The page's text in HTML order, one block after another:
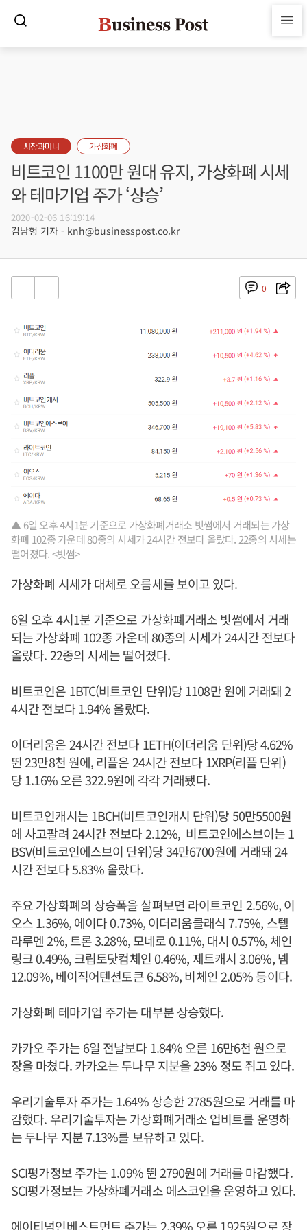
시장과머니 가상화폐
비트코인 1100만 원대 유지, 가상화폐 시세
와 테마기업 주가 ‘상승’
2020-02-06 16:19:14
김남형 기자 - knh@businesspost.co.kr
0
▲ 6일 오후 4시1분 기준으로 가상화폐거래소 빗썸에서 거래되는 가상
화폐 102종 가운데 80종의 시세가 24시간 전보다 올랐다. 22종의 시세는
떨어졌다. <빗썸>
가상화폐 시세가 대체로 오름세를 보이고 있다.
6일 오후 4시1분 기준으로 가상화폐거래소 빗썸에서 거래
되는 가상화폐 102종 가운데 80종의 시세가 24시간 전보다
올랐다. 22종의 시세는 떨어졌다.
비트코인은 1BTC(비트코인 단위)당 1108만 원에 거래돼 2
4시간 전보다 1.94% 올랐다.
이더리움은 24시간 전보다 1ETH(이더리움 단위)당 4.62%
뛴 23만8천 원에, 리플은 24시간 전보다 1XRP(리플 단위)
당 1.16% 오른 322.9원에 각각 거래됐다.
비트코인캐시는 1BCH(비트코인캐시 단위)당 50만5500원
에 사고팔려 24시간 전보다 2.12%, 비트코인에스브이는 1
BSV(비트코인에스브이 단위)당 34만6700원에 거래돼 24
시간 전보다 5.83% 올랐다.
주요 가상화폐의 상승폭을 살펴보면 라이트코인 2.56%, 이
오스 1.36%, 에이다 0.73%, 이더리움클래식 7.75%, 스텔
라루멘 2%, 트론 3.28%, 모네로 0.11%, 대시 0.57%, 체인
링크 0.49%, 크립토닷컴체인 0.46%, 제트캐시 3.06%, 넴
12.09%, 베이직어텐션토큰 6.58%, 비체인 2.05% 등이다.
가상화폐 테마기업 주가는 대부분 상승했다.
카카오 주가는 6일 전날보다 1.84% 오른 16만6천 원으로
장을 마쳤다. 카카오는 두나무 지분을 23% 정도 쥐고 있다.
우리기술투자 주가는 1.64% 상승한 2785원으로 거래를 마
감했다. 우리기술투자는 가상화폐거래소 업비트를 운영하
는 두나무 지분 7.13%를 보유하고 있다.
SCI평가정보 주가는 1.09% 뛴 2790원에 거래를 마감했다.
SCI평가정보는 가상화폐거래소 에스코인을 운영하고 있다.
에이티넘인베스트먼트 주가는 2.39% 오른 1925원으로 장